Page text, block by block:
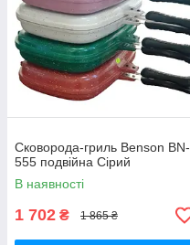
Сковорода-гриль Benson BN-
555 подвійна Сірий
В наявності
1 702 ₴ 1 865 ₴